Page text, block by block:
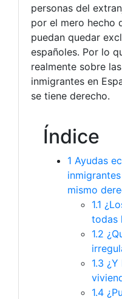
personas del
por el mero hecho
puedan quedar
españoles. Por lo
realmente sobre
inmigrantes en
se tiene derecho.
Índice
1 Ayudas
mismo
1.1
todas
1.2
1.3 ¿Y
1.4